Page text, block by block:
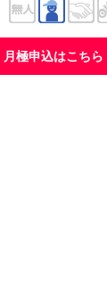
月極申込はこちら